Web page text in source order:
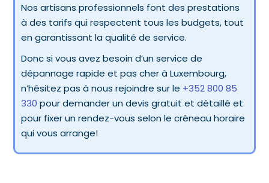
Nos artisans professionnels font des prestations
à des tarifs qui respectent tous les budgets, tout
en garantissant la qualité de service.
Donc si vous avez besoin d’un service de
dépannage rapide et pas cher à Luxembourg,
n’hésitez pas à nous rejoindre sur le +352 800 85
330 pour demander un devis gratuit et détaillé et
pour fixer un rendez-vous selon le créneau horaire
qui vous arrange!